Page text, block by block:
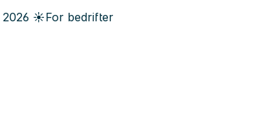
2026 ☀️For bedrifter